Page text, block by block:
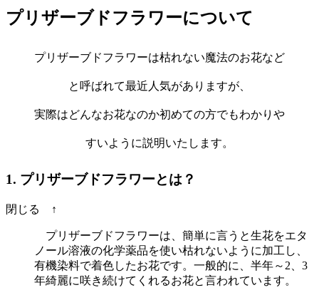
プリザーブドフラワーについて
プリザーブドフラワーは枯れない魔法のお花など
と呼ばれて最近人気がありますが、
実際はどんなお花なのか初めての方でもわかりや
すいように説明いたします。
1. プリザーブドフラワーとは？
閉じる ↑
プリザーブドフラワーは、簡単に言うと生花をエタ
ノール溶液の化学薬品を使い枯れないように加工し、
有機染料で着色したお花です。一般的に、半年～2、3
年綺麗に咲き続けてくれるお花と言われています。